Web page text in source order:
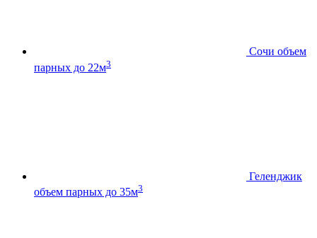
Сочи объем
парных до 22м3
Геленджик
объем парных до 35м3